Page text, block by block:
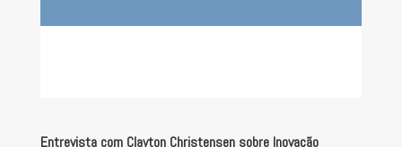
áudio
Entrevista com Clayton Christensen sobre Inovação